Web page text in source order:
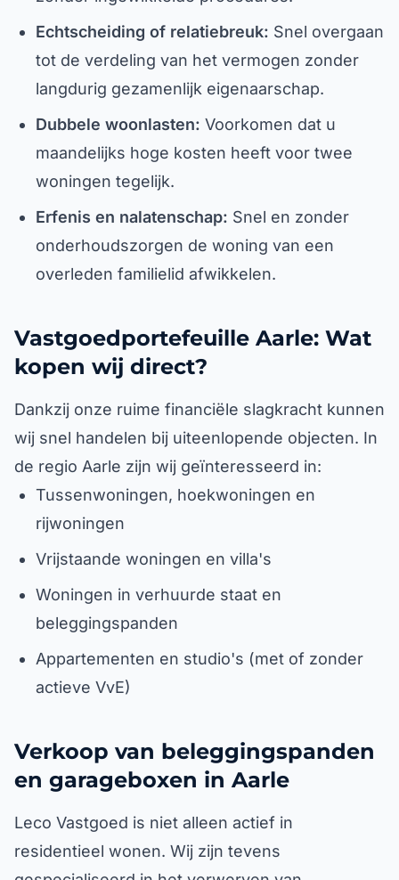
Echtscheiding of relatiebreuk: Snel overgaan
tot de verdeling van het vermogen zonder
langdurig gezamenlijk eigenaarschap.
Dubbele woonlasten: Voorkomen dat u
maandelijks hoge kosten heeft voor twee
woningen tegelijk.
Erfenis en nalatenschap: Snel en zonder
onderhoudszorgen de woning van een
overleden familielid afwikkelen.
Vastgoedportefeuille Aarle: Wat
kopen wij direct?
Dankzij onze ruime financiële slagkracht kunnen
wij snel handelen bij uiteenlopende objecten. In
de regio Aarle zijn wij geïnteresseerd in:
Tussenwoningen, hoekwoningen en
rijwoningen
Vrijstaande woningen en villa's
Woningen in verhuurde staat en
beleggingspanden
Appartementen en studio's (met of zonder
actieve VvE)
Verkoop van beleggingspanden
en garageboxen in Aarle
Leco Vastgoed is niet alleen actief in
residentieel wonen. Wij zijn tevens